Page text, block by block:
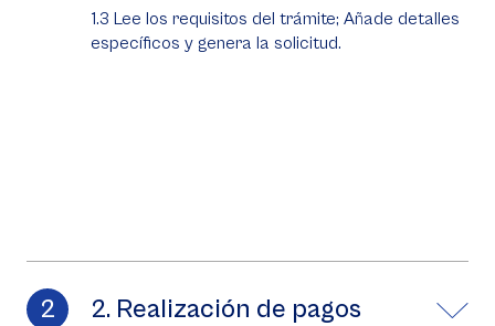
1.3 Lee los requisitos del trámite; Añade detalles
específicos y genera la solicitud.
2. Realización de pagos